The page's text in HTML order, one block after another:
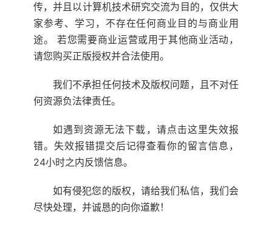
传，并且以计算机技术研究交流为目的，仅供大
家参考、学习，不存在任何商业目的与商业用
途。 若您需要商业运营或用于其他商业活动，
请您购买正版授权并合法使用。
我们不承担任何技术及版权问题，且不对任
何资源负法律责任。
如遇到资源无法下载，请点击这里失效报
错。失效报错提交后记得查看你的留言信息，
24小时之内反馈信息。
如有侵犯您的版权，请给我们私信，我们会
尽快处理，并诚恳的向你道歉！